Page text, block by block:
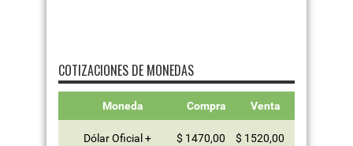
COTIZACIONES DE MONEDAS
Moneda Compra Venta
Dólar Oficial + $ 1470,00 $ 1520,00